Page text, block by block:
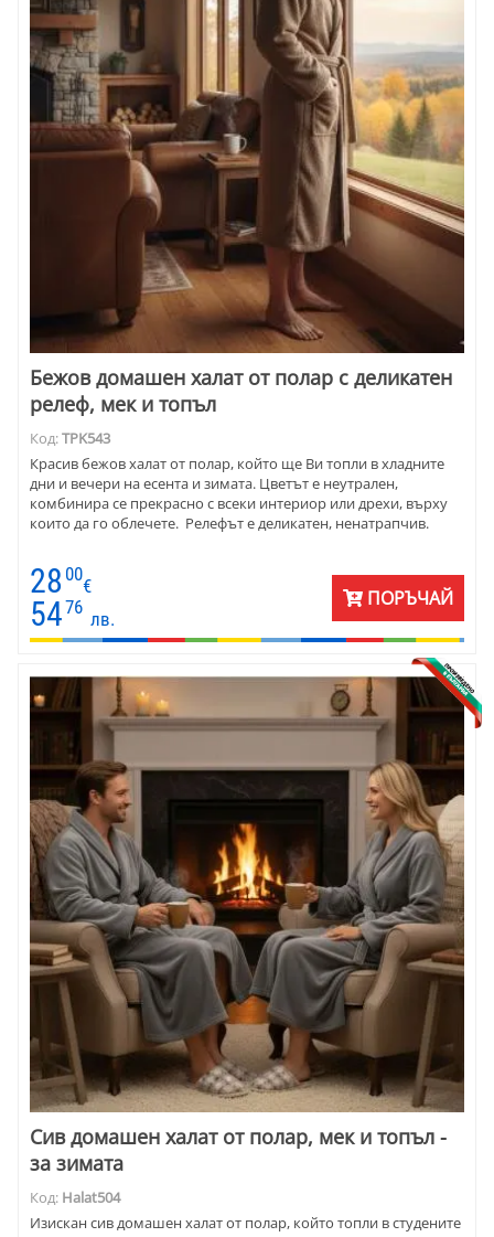
Бежов домашен халат от полар с деликатен
релеф, мек и топъл
Код:TPK543
Красив бежов халат от полар, който ще Ви топли в хладните
дни и вечери на есента и зимата. Цветът е неутрален,
комбинира се прекрасно с всеки интериор или дрехи, върху
които да го облечете. Релефът е деликатен, ненатрапчив.
28 00
€
5476
лв.
ПОРЪЧАЙ
Сив домашен халат от полар, мек и топъл -
за зимата
Код: Halat504
Изискан сив домашен халат от полар, който топли в студените